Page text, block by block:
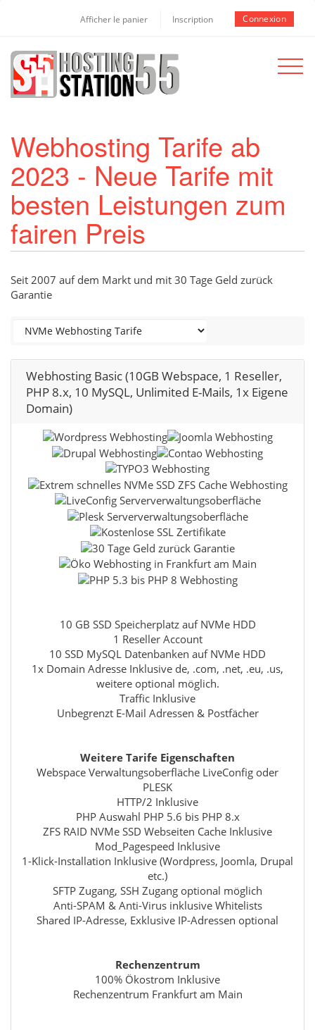
Afficher le panier Inscription Connexion
Toggle
Webhosting Tarife ab
2023 - Neue Tarife mit
besten Leistungen zum
fairen Preis
Seit 2007 auf dem Markt und mit 30 Tage Geld zurück
Garantie
Webhosting Basic (10GB Webspace, 1 Reseller,
PHP 8.x, 10 MySQL, Unlimited E-Mails, 1x Eigene
Domain)
10 GB SSD Speicherplatz auf NVMe HDD
1 Reseller Account
10 SSD MySQL Datenbanken auf NVMe HDD
1x Domain Adresse Inklusive de, .com, .net, .eu, .us,
weitere optional möglich.
Traffic Inklusive
Unbegrenzt E-Mail Adressen & Postfächer
Weitere Tarife Eigenschaften
Webspace Verwaltungsoberfläche LiveConfig oder
PLESK
HTTP/2 Inklusive
PHP Auswahl PHP 5.6 bis PHP 8.x
ZFS RAID NVMe SSD Webseiten Cache Inklusive
Mod_Pagespeed Inklusive
1-Klick-Installation Inklusive (Wordpress, Joomla, Drupal
etc.)
SFTP Zugang, SSH Zugang optional möglich
Anti-SPAM & Anti-Virus inklusive Whitelists
Shared IP-Adresse, Exklusive IP-Adressen optional
Rechenzentrum
100% Ökostrom Inklusive
Rechenzentrum Frankfurt am Main